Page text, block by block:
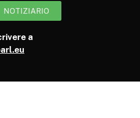
NOTIZIARIO
a